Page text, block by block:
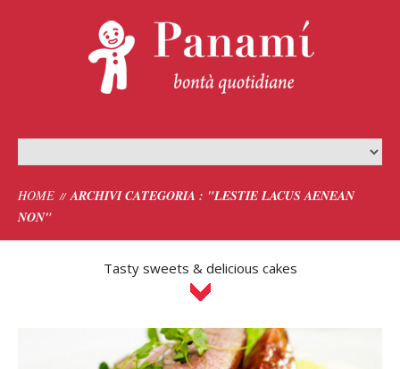
HOME
ARCHIVI CATEGORIA : "LESTIE LACUS AENEAN
NON"
Tasty sweets & delicious cakes